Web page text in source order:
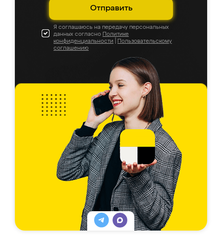
Отправить
Я соглашаюсь на передачу персональных
данных согласно Политике
конфиденциальности
Пользовательскому
соглашению